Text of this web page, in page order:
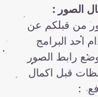
الصور :
من قبلكم عن
احد البرامج
رابط الصور
قبل اكمال
: